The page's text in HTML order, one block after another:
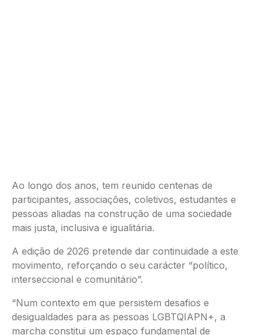
Ao longo dos anos, tem reunido centenas de
participantes, associações, coletivos, estudantes e
pessoas aliadas na construção de uma sociedade
mais justa, inclusiva e igualitária.
A edição de 2026 pretende dar continuidade a este
movimento, reforçando o seu carácter “político,
interseccional e comunitário”.
“Num contexto em que persistem desafios e
desigualdades para as pessoas LGBTQIAPN+, a
marcha constitui um espaço fundamental de